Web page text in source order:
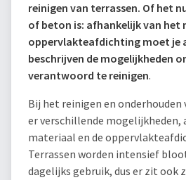
reinigen van terrassen. Of het
of beton is: afhankelijk van het
oppervlakteafdichting moet je
beschrijven de mogelijkheden
verantwoord te reinigen.
Bij het reinigen en onderhouden
er verschillende mogelijkheden,
materiaal en de
Terrassen worden intensief
dagelijks gebruik, dus er zit ook